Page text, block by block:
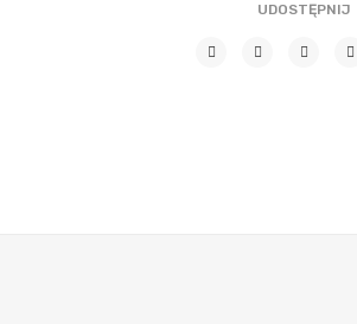
UDOSTĘPNIJ